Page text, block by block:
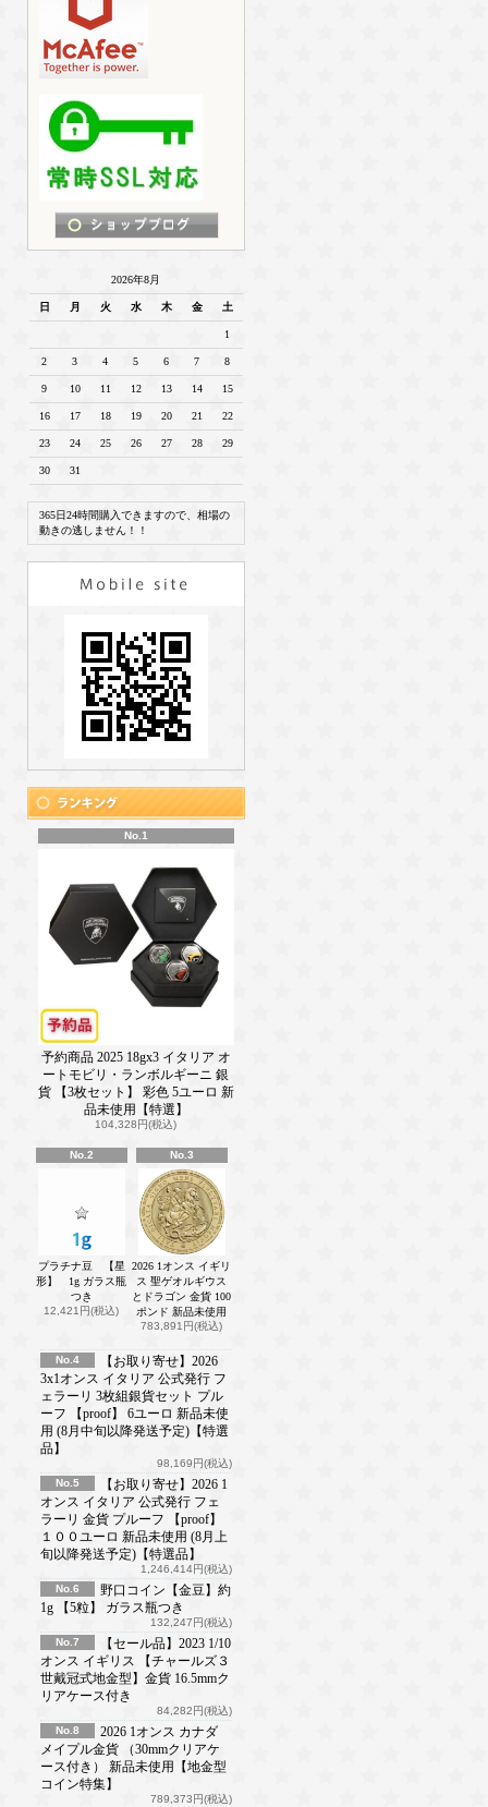
2026年8月
日 月 火 水 木 金 土
1
2 3 4 5 6 7 8
9 10 11 12 13 14 15
16 17 18 19 20 21 22
23 24 25 26 27 28 29
30 31
365日24時間購入できますので、相場の
動きの逃しません！！
No.1
予約商品 2025 18gx3 イタリア オ
ートモビリ・ランボルギーニ 銀
貨 【3枚セット】 彩色 5ユーロ 新
品未使用【特選】
104,328円(税込)
No.2
プラチナ豆 【星
形】 1g ガラス瓶
つき
12,421円(税込)
No.3
2026 1オンス イギリ
ス 聖ゲオルギウス
とドラゴン 金貨 100
ポンド 新品未使用
783,891円(税込)
No.4
【お取り寄せ】2026
3x1オンス イタリア 公式発行 フ
ェラーリ 3枚組銀貨セット プル
ーフ 【proof】 6ユーロ 新品未使
用 (8月中旬以降発送予定)【特選
品】
98,169円(税込)
No.5
【お取り寄せ】2026 1
オンス イタリア 公式発行 フェ
ラーリ 金貨 プルーフ 【proof】
１００ユーロ 新品未使用 (8月上
旬以降発送予定)【特選品】
1,246,414円(税込)
No.6
野口コイン【金豆】約
1g 【5粒】 ガラス瓶つき
132,247円(税込)
No.7
【セール品】2023 1/10
オンス イギリス 【チャールズ３
世戴冠式地金型】金貨 16.5mmク
リアケース付き
84,282円(税込)
No.8
2026 1オンス カナダ
メイプル金貨 （30mmクリアケ
ース付き） 新品未使用【地金型
コイン特集】
789,373円(税込)